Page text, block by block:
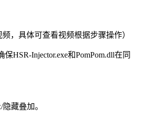
，具体可查看视频根据步骤操作）
保HSR-Injector.exe和PomPom.dll在同
藏叠加。